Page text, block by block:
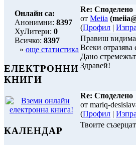
Онлайн са:
Анонимни: 8397
ХуЛитери: 0
Всичко: 8397
» още статистика
ЕЛЕКТРОННИ
КНИГИ
КАЛЕНДАР
Re: Споделено
от Meiia
(Профил |
Правиш видима
Всеки
Дано
Здравей!
Re: Споделено
от mariq-
(Профил |
Твоите